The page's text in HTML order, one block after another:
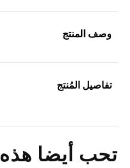
وصف المنتج
تفاصيل المُنتج
تحب أيضا هذه